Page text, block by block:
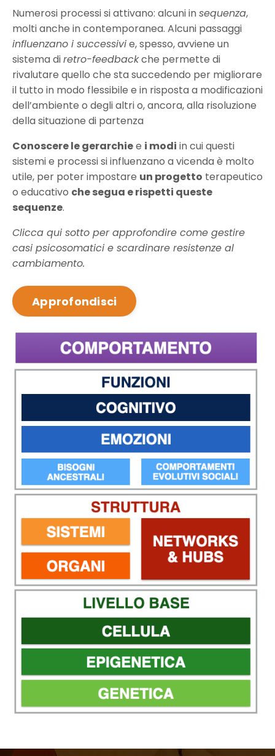
Numerosi processi si attivano: alcuni insequenza,
molti anche in contemporanea. Alcuni passaggi
influenzano i successivie, spesso, avviene un
sistema diretro-feedbackche permette di
rivalutare quello che sta succedendo per migliorare
il tutto in modo flessibile e in risposta a modificazioni
dell’ambiente o degli altri o, ancora, alla risoluzione
della situazione di partenza
Conoscere le gerarchiee i modi in cui questi
sistemi e processi si influenzano a vicenda è molto
utile, per poter impostare un progetto terapeutico
o educativo che segua e rispetti queste
sequenze.
Clicca qui sotto per approfondire come gestire
casi psicosomatici e scardinare resistenze al
cambiamento.
Approfondisci